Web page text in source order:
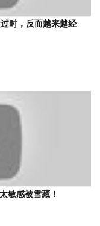
时，反而越来越经
敏感被雪藏！